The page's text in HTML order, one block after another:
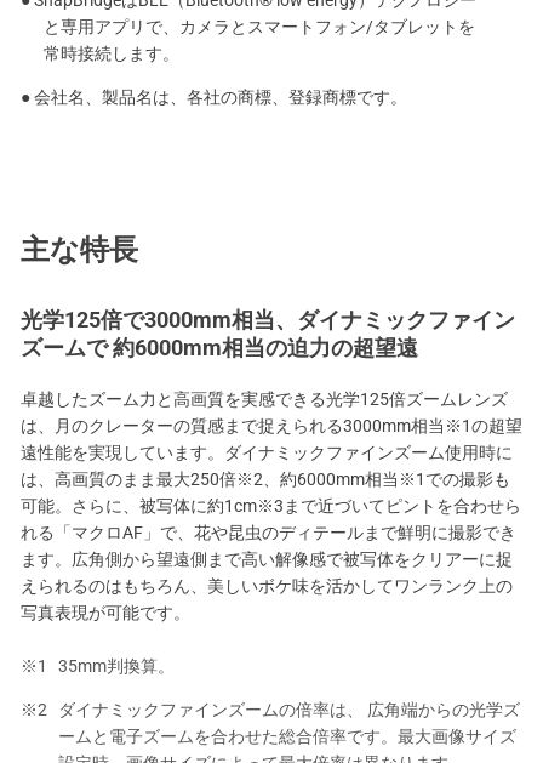
と専用アプリで、カメラとスマートフォン/タブレットを
常時接続します。
● 会社名、製品名は、各社の商標、登録商標です。
主な特長
光学125倍で3000mm相当、ダイナミックファイン
ズームで 約6000mm相当の迫力の超望遠
卓越したズーム力と高画質を実感できる光学125倍ズームレンズ
は、月のクレーターの質感まで捉えられる3000mm相当※1の超望
遠性能を実現しています。ダイナミックファインズーム使用時に
は、高画質のまま最大250倍※2、約6000mm相当※1での撮影も
可能。さらに、被写体に約1cm※3まで近づいてピントを合わせら
れる「マクロAF」で、花や昆虫のディテールまで鮮明に撮影でき
ます。広角側から望遠側まで高い解像感で被写体をクリアーに捉
えられるのはもちろん、美しいボケ味を活かしてワンランク上の
写真表現が可能です。
35mm判換算。
ダイナミックファインズームの倍率は、 広角端からの光学ズ
ームと電子ズームを合わせた総合倍率です。最大画像サイズ